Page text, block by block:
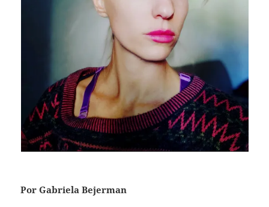
Por Gabriela Bejerman